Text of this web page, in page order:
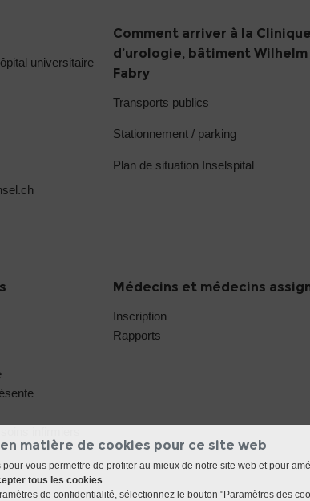
universitaire
Comment arriver à la Clinique
d’urologie, bâtiment Wilhelm
Fabry
Transports publics
Stationnement / parking
Plan de situation Inselspital
Médecins et médecins
Inscription
Rapports
matière de cookies pour ce site web
vous permettre de profiter au mieux de notre site web et pour
tous les cookies.
de confidentialité, sélectionnez le bouton "Paramètres des